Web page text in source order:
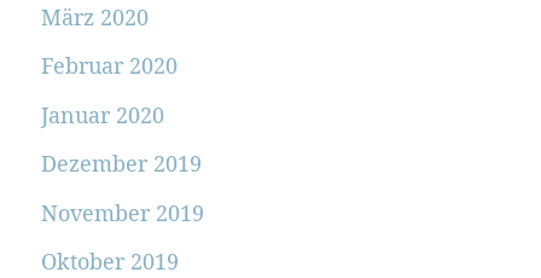
März 2020
Februar 2020
Januar 2020
Dezember 2019
November 2019
Oktober 2019